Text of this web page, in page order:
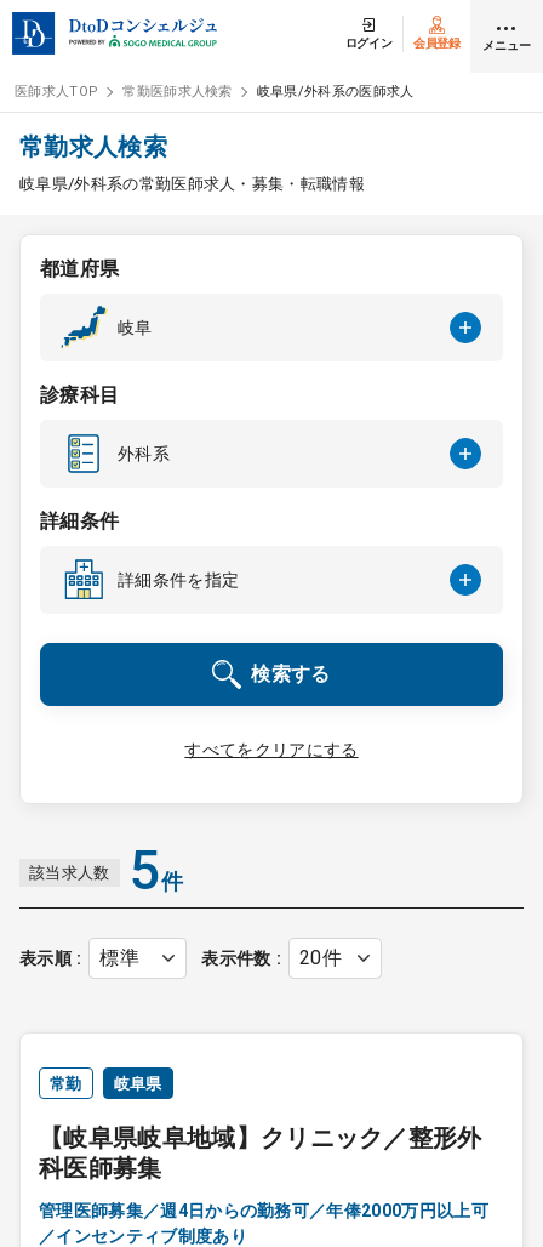
ログイン 会員登録 メニュー
ログイン
医師求人
常勤検索
スポット検索
DtoDの転職・
コンサルタント
成功事例
転職ノウハウ
受付時間 9:00 ～ 18:00（平日）
0120-337-613
クリニック開業
採用をお考えの医療機関の方
医師求人TOP 常勤医師求人検索 岐阜県/外科系の医師求人
常勤求人検索
岐阜県/外科系の常勤医師求人・募集・転職情報
都道府県
岐阜
診療科目
外科系
詳細条件
詳細条件を指定
検索する
すべてをクリアにする
該当求人数 5件
表示順 表示件数
常勤 岐阜県
【岐阜県岐阜地域】クリニック／整形外
科医師募集
管理医師募集／週4日からの勤務可／年俸2000万円以上可
／インセンティブ制度あり